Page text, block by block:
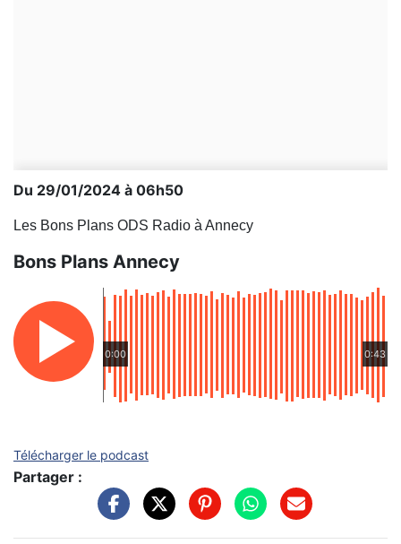
Du 29/01/2024 à 06h50
Les Bons Plans ODS Radio à Annecy
Bons Plans Annecy
0:00 0:43
Télécharger le podcast
Partager :